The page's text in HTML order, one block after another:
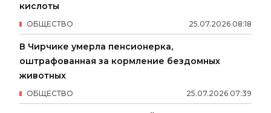
кислоты
25.07.2026 08:18
ОБЩЕСТВО
В Чирчике умерла пенсионерка,
оштрафованная за кормление бездомных
животных
25.07.2026 07:39
ОБЩЕСТВО